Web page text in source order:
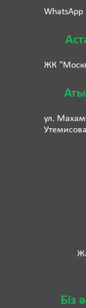
WhatsApp
ЖК
ул.
Біз